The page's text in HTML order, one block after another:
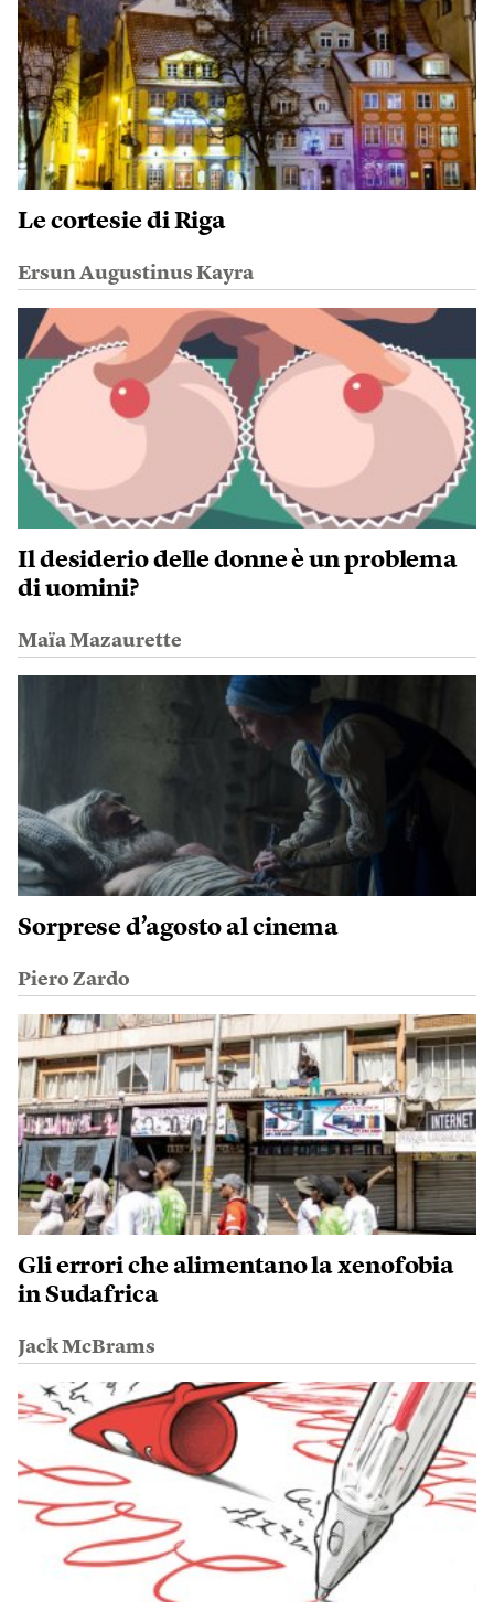
Le cortesie di Riga
Ersun Augustinus Kayra
Il desiderio delle donne è un problema
di uomini?
Maïa Mazaurette
Sorprese d’agosto al cinema
Piero Zardo
Gli errori che alimentano la xenofobia
in Sudafrica
Jack McBrams